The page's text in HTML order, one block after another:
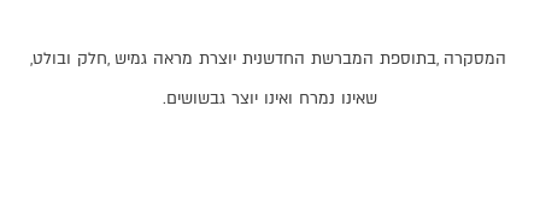
המסקרה ,בתוספת המברשת החדשנית יוצרת מראה גמיש ,חלק ובולט,
שאינו נמרח ואינו יוצר גבשושים.